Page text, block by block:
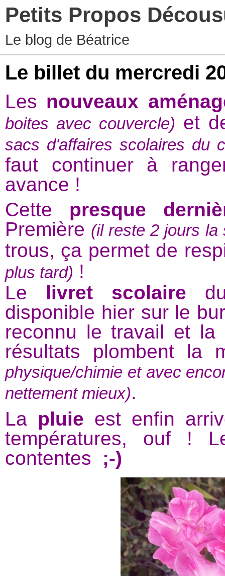
Petits Propos
Le blog de Béatrice
Le billet du mercredi
Les nouveaux
boites avec couvercle) et
sacs d'affaires scolaires du
faut continuer à
avance !
Cette presque
Première (il reste 2 jours la
trous, ça permet de
plus tard) !
Le livret scolaire
disponible hier sur le
reconnu le travail et la
résultats plombent la
physique/chimie et avec
nettement mieux).
La pluie est enfin
températures, ouf !
contentes ;-)